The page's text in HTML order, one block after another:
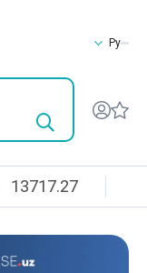
Ру
13717.27